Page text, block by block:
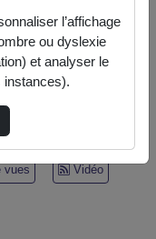
de vos
message d'erreur
Recherche
vues Vidéo
l’affichage
ou dyslexie
et analyser le
instances).